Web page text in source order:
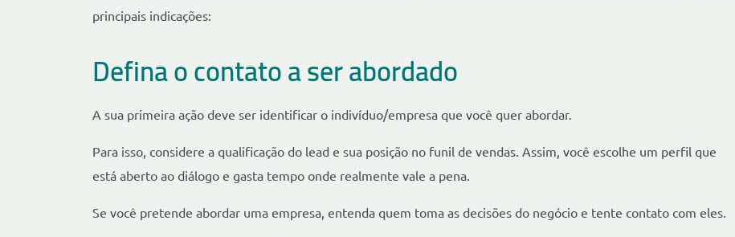
principais indicações:
Defina o contato a ser abordado
A sua primeira ação deve ser identificar o indivíduo/empresa que você quer abordar.
Para isso, considere a qualificação do lead e sua posição no funil de vendas. Assim, você escolhe um perfil que
está aberto ao diálogo e gasta tempo onde realmente vale a pena.
Se você pretende abordar uma empresa, entenda quem toma as decisões do negócio e tente contato com eles.